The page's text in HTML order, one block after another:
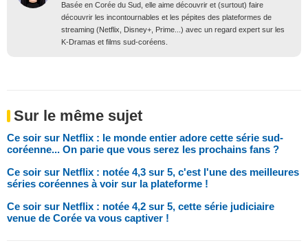
Basée en Corée du Sud, elle aime découvrir et (surtout) faire
découvrir les incontournables et les pépites des plateformes de
streaming (Netflix, Disney+, Prime...) avec un regard expert sur les
K-Dramas et films sud-coréens.
Sur le même sujet
Ce soir sur Netflix : le monde entier adore cette série sud-
coréenne... On parie que vous serez les prochains fans ?
Ce soir sur Netflix : notée 4,3 sur 5, c'est l'une des meilleures
séries coréennes à voir sur la plateforme !
Ce soir sur Netflix : notée 4,2 sur 5, cette série judiciaire
venue de Corée va vous captiver !